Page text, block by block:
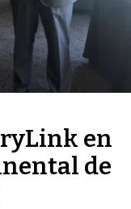
en
de